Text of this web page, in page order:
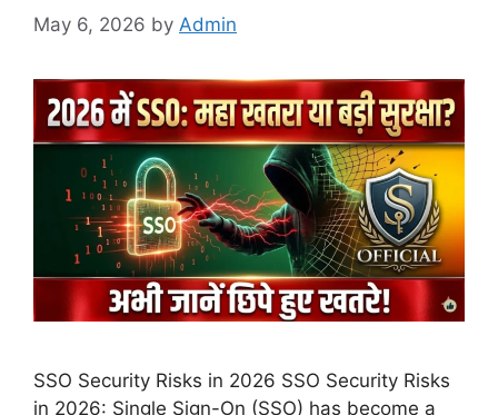
May 6, 2026 by Admin
SSO Security Risks in 2026 SSO Security Risks
in 2026: Single Sign-On (SSO) has become a